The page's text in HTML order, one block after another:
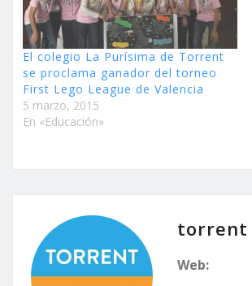
El colegio La Purísima de Torrent
se proclama ganador del torneo
First Lego League de Valencia
5 marzo, 2015
En «Educación»
torrent
Web: